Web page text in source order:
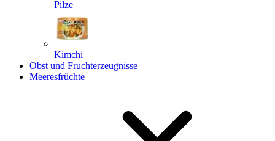
Pilze
Kimchi
Obst und Fruchterzeugnisse
Meeresfrüchte